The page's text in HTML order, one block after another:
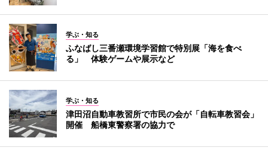
学ぶ・知る
ふなばし三番瀬環境学習館で特別展「海を食べ
る」 体験ゲームや展示など
学ぶ・知る
津田沼自動車教習所で市民の会が「自転車教習会」
開催 船橋東警察署の協力で